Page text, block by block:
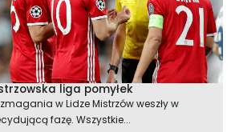
liga pomyłek
w Lidze Mistrzów weszły w
fazę. Wszystkie...